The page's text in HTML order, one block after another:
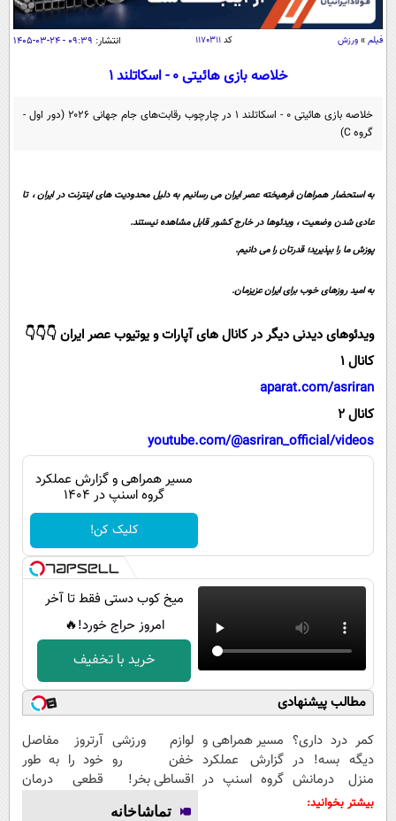
سیاسی
اقتصاد
جامعه
یک برش دانایی
محیط زیست
بین الملل
علم و دانش
فناوری و It
قرآن
مجله تصویری سلاح
ورزش
فناوری
اجتماعی
سیاست خارجی
خواندنی ها و دیدنی ها
روانشناسی
آموزش زبان
فیلم » ورزش کد۱۱۷۰۳۱۱ انتشار: ۰۹:۳۹ - ۲۴-۰۳-۱۴۰۵
خلاصه بازی هائیتی ۰ - اسکاتلند ۱
خلاصه بازی هائیتی ۰ - اسکاتلند ۱ در چارچوب رقابت‌های جام جهانی ۲۰۲۶ (دور اول -
گروه C)
به استحضار همراهان فرهیخته عصر ایران می رسانیم به دلیل محدودیت های اینترنت در ایران ، تا
عادی شدن وضعیت ، ویدئوها در خارج کشور قابل مشاهده نیستند.
پوزش ما را بپذیرید؛ قدرتان را می دانیم.
به امید روزهای خوب برای ایران عزیزمان.
ویدئوهای دیدنی دیگر در کانال های آپارات و یوتیوب عصر ایران 👇👇👇
کانال 1
aparat.com/asriran
کانال 2
youtube.com/@asriran_official/videos
مسیر همراهی و گزارش عملکرد
گروه اسنپ در ۱۴۰۴
کلیک کن!
میخ کوب دستی فقط تا آخر
امروز حراج خورد!🔥
خرید با تخفیف
مطالب پیشنهادی
کمر درد داری؟
دیگه بسه! در
منزل درمانش
کن
مسیر همراهی و
گزارش عملکرد
گروه اسنپ در
لوازم ورزشی
خفن رو
اقساطی بخر!
آرتروز مفاصل
خود را به طور
قطعی درمان
بیشتر بخوانید: تماشاخانه